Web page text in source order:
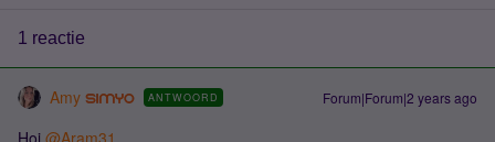
1 reactie
Amy ANTWOORD Forum|Forum|2 years ago
Hoi @Aram31 ,